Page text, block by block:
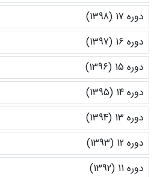
دوره 17 (1398)
دوره 16 (1397)
دوره 15 (1396)
دوره 14 (1395)
دوره 13 (1394)
دوره 12 (1393)
دوره 11 (1392)